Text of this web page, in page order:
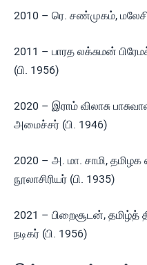
2010 – ரெ. சண்முகம்,
2011 – பாரத லக்சுமன்
(பி. 1956)
2020 – இராம் விலாசு
அமைச்சர் (பி. 1946)
2020 – அ. மா. சாமி,
நூலாசிரியர் (பி. 1935)
2021 – பிறைசூடன், தமிழ்த்
நடிகர் (பி. 1956)